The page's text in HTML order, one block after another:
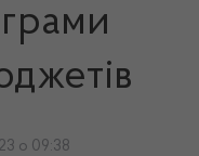
о 09:38